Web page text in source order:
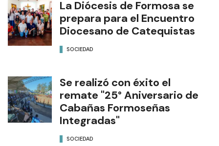
La Diócesis de Formosa se
prepara para el Encuentro
Diocesano de Catequistas
SOCIEDAD
Se realizó con éxito el
remate "25° Aniversario de
Cabañas Formoseñas
Integradas"
SOCIEDAD